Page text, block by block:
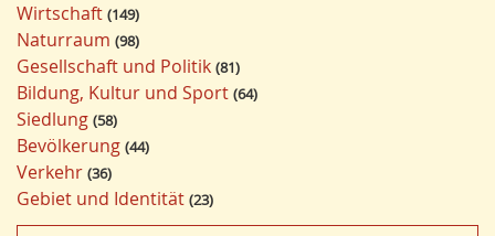
Wirtschaft 149
Naturraum 98
Gesellschaft und Politik 81
Bildung, Kultur und Sport 64
Siedlung 58
Bevölkerung 44
Verkehr 36
Gebiet und Identität 23